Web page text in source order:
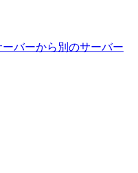
ーバーから別のサーバー